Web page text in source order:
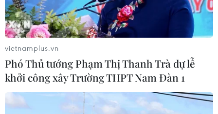
#Đồng Tháp #Thanh Bình #Sông Tiền
#Sạt lở
#Tài sản
#Biến đổi khí hậu #Dân cư
#Di dời dân
vietnamplus.vn
Phó Thủ tướng Phạm Thị Thanh Trà dự lễ
khởi công xây Trường THPT Nam Đàn 1